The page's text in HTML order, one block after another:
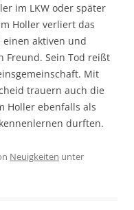
im LKW oder später
Holler verliert das
aktiven und
Sein Tod reißt
Mit
trauern auch die
Holler ebenfalls als
durften.
Neuigkeiten unter